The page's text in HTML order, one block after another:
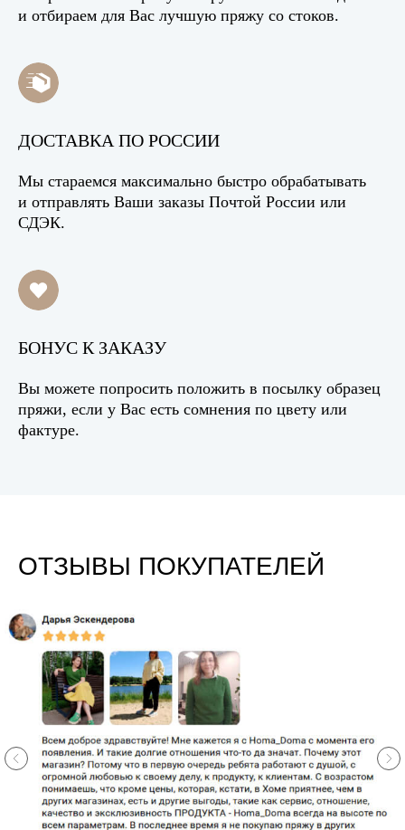
и отбираем для Вас лучшую пряжу со стоков.
ДОСТАВКА ПО РОССИИ
Мы стараемся максимально быстро обрабатывать
и отправлять Ваши заказы Почтой России или
СДЭК.
БОНУС К ЗАКАЗУ
Вы можете попросить положить в посылку образец
пряжи, если у Вас есть сомнения по цвету или
фактуре.
ОТЗЫВЫ ПОКУПАТЕЛЕЙ